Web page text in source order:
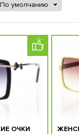
По умолчанию
ОЧКИ